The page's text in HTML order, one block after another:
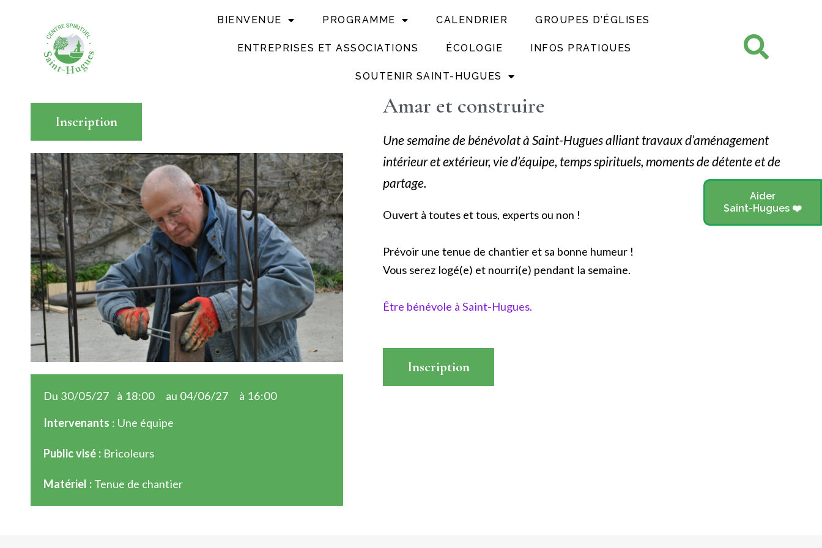
BIENVENUE PROGRAMME CALENDRIER GROUPES D’ÉGLISES
ENTREPRISES ET ASSOCIATIONS ÉCOLOGIE INFOS PRATIQUES
SOUTENIR SAINT-HUGUES
Aider
Saint-Hugues ❤️
Inscription
Du 30/05/27 à 18:00 au 04/06/27 à 16:00
Intervenants : Une équipe
Public visé : Bricoleurs
Matériel : Tenue de chantier
Amar et construire
Une semaine de bénévolat à Saint-Hugues alliant travaux d’aménagement
intérieur et extérieur, vie d’équipe, temps spirituels, moments de détente et de
partage.
Ouvert à toutes et tous, experts ou non !
Prévoir une tenue de chantier et sa bonne humeur !
Vous serez logé(e) et nourri(e) pendant la semaine.
Être bénévole à Saint-Hugues.
Inscription